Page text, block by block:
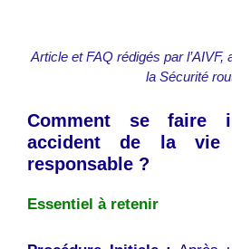
Article et FAQ rédigés par
la Sécurité
Comment se faire
accident de la
responsable ?
Essentiel à retenir